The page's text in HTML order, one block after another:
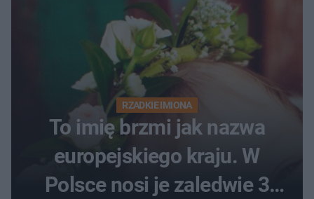
RZADKIE IMIONA
To imię brzmi jak nazwa
europejskiego kraju. W
Polsce nosi je zaledwie 3